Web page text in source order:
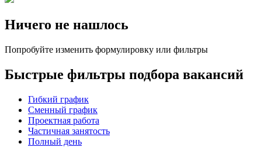
Ничего не нашлось
Попробуйте изменить формулировку или фильтры
Быстрые фильтры подбора вакансий
Гибкий график
Сменный график
Проектная работа
Частичная занятость
Полный день